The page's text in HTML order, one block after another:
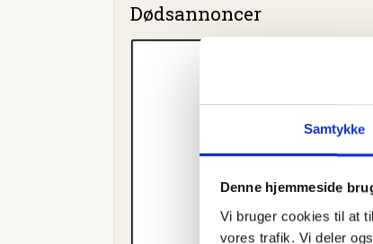
Samtykke
Denne hjemmeside
Vi bruger cookies til at
vores trafik. Vi deler
Dødsannoncer